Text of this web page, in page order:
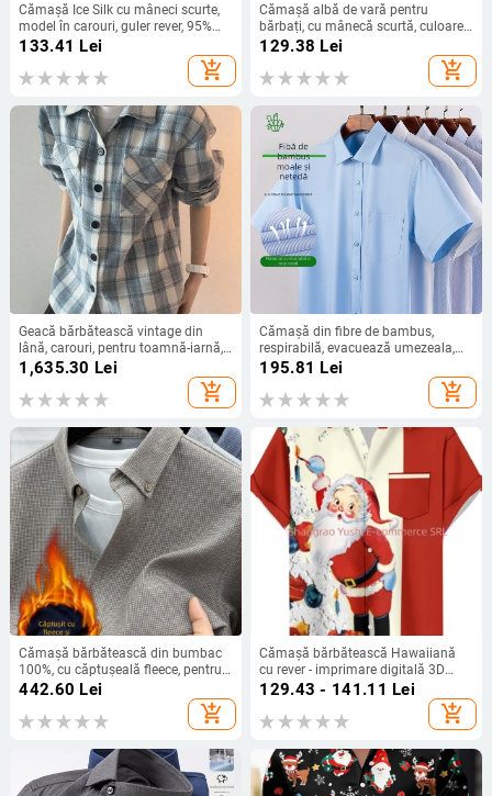
Cămașă Ice Silk cu mâneci scurte,
model în carouri, guler rever, 95%
poliester
133.41 Lei
add_shopping_cart
Cămașă albă de vară pentru
bărbați, cu mânecă scurtă, culoare
solidă, din bumbac respirabil,
potrivită pentru stil business casual
și ținute de lucru formale.
129.38 Lei
add_shopping_cart
Geacă bărbătească vintage din
lână, carouri, pentru toamnă-iarnă,
groasă, croială lejeră
1,635.30 Lei
add_shopping_cart
Cămașă din fibre de bambus,
respirabilă, evacuează umezeala,
mâneci scurte, guler pătrat
195.81 Lei
add_shopping_cart
Cămașă bărbătească din bumbac
100%, cu căptușeală fleece, pentru
iarnă, croială lejeră, fără călcare,
442.60 Lei
add_shopping_cart
Cămașă bărbătească Hawaiiană
cu rever - imprimare digitală 3D
Santa și ren, mâneci scurte, croială
129.43 - 141.11 Lei
add_shopping_cart